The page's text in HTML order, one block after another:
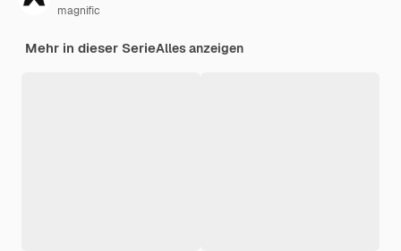
magnific
Mehr in dieser SerieAlles anzeigen